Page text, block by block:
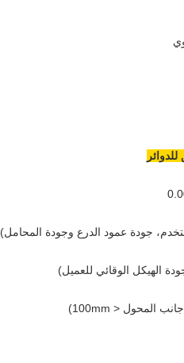
جودة عمود الدرع وجودة المحامل)